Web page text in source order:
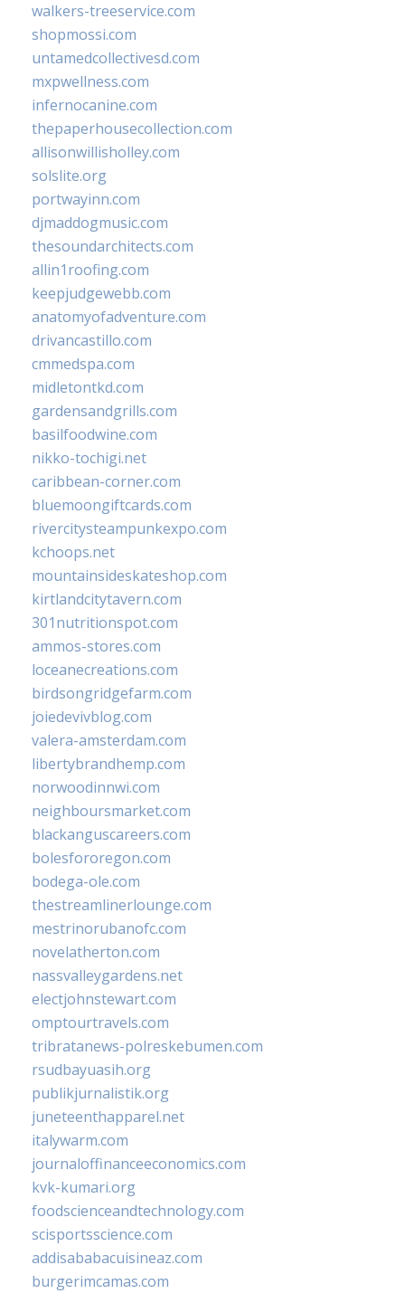
walkers-treeservice.com
shopmossi.com
untamedcollectivesd.com
mxpwellness.com
infernocanine.com
thepaperhousecollection.com
allisonwillisholley.com
solslite.org
portwayinn.com
djmaddogmusic.com
thesoundarchitects.com
allin1roofing.com
keepjudgewebb.com
anatomyofadventure.com
drivancastillo.com
cmmedspa.com
midletontkd.com
gardensandgrills.com
basilfoodwine.com
nikko-tochigi.net
caribbean-corner.com
bluemoongiftcards.com
rivercitysteampunkexpo.com
kchoops.net
mountainsideskateshop.com
kirtlandcitytavern.com
301nutritionspot.com
ammos-stores.com
loceanecreations.com
birdsongridgefarm.com
joiedevivblog.com
valera-amsterdam.com
libertybrandhemp.com
norwoodinnwi.com
neighboursmarket.com
blackanguscareers.com
bolesfororegon.com
bodega-ole.com
thestreamlinerlounge.com
mestrinorubanofc.com
novelatherton.com
nassvalleygardens.net
electjohnstewart.com
omptourtravels.com
tribratanews-polreskebumen.com
rsudbayuasih.org
publikjurnalistik.org
juneteenthapparel.net
italywarm.com
journaloffinanceeconomics.com
kvk-kumari.org
foodscienceandtechnology.com
scisportsscience.com
addisababacuisineaz.com
burgerimcamas.com